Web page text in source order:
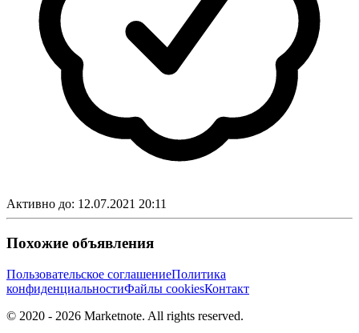
Активно до: 12.07.2021 20:11
Похожие объявления
Пользовательское соглашениеПолитика
конфиденциальностиФайлы cookiesКонтакт
© 2020 - 2026 Marketnote. All rights reserved.